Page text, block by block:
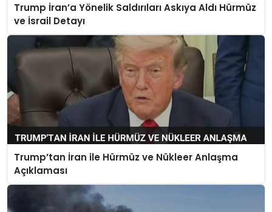
Trump İran’a Yönelik Saldırıları Askıya Aldı Hürmüz
ve İsrail Detayı
Trump’tan İran ile Hürmüz ve Nükleer Anlaşma
Açıklaması